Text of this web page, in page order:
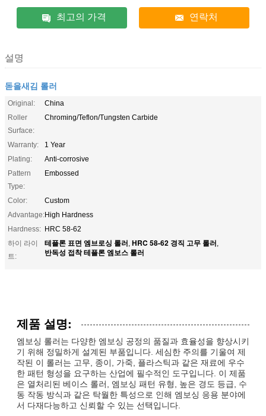
최고의 가격 연락처
설명
돋을새김 롤러
Original:
China
Roller
Surface:
Chroming/Teflon/Tungsten Carbide
Warranty:
1 Year
Plating:
Anti-corrosive
Pattern
Type:
Embossed
Color:
Custom
Advantage:High Hardness
Hardness: HRC 58-62
하이 라이
트:
테플론 표면 엠브로싱 롤러, HRC 58-62 경직 고무 롤러,
반독성 접착 테플론 엠보스 롤러
제품 설명:
엠보싱 롤러는 다양한 엠보싱 공정의 품질과 효율성을 향상시키
기 위해 정밀하게 설계된 부품입니다. 세심한 주의를 기울여 제
작된 이 롤러는 고무, 종이, 가죽, 플라스틱과 같은 재료에 우수
한 패턴 형성을 요구하는 산업에 필수적인 도구입니다. 이 제품
은 열처리된 베이스 롤러, 엠보싱 패턴 유형, 높은 경도 등급, 수
동 작동 방식과 같은 탁월한 특성으로 인해 엠보싱 응용 분야에
서 다재다능하고 신뢰할 수 있는 선택입니다.